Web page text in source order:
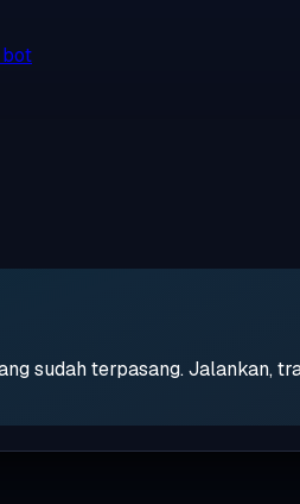
sudah terpasang. Jalankan,